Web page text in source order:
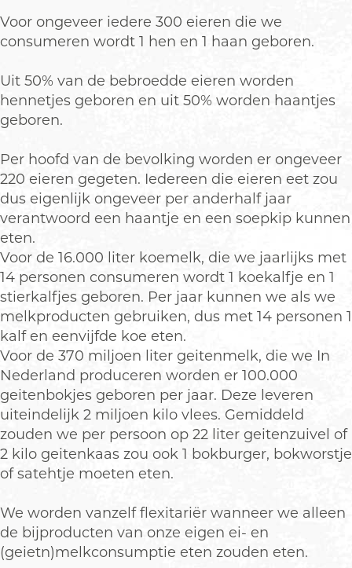
Voor ongeveer iedere 300 eieren die we
consumeren wordt 1 hen en 1 haan geboren.
Uit 50% van de bebroedde eieren worden
hennetjes geboren en uit 50% worden haantjes
geboren.
Per hoofd van de bevolking worden er ongeveer
220 eieren gegeten. Iedereen die eieren eet zou
dus eigenlijk ongeveer per anderhalf jaar
verantwoord een haantje en een soepkip kunnen
eten.
Voor de 16.000 liter koemelk, die we jaarlijks met
14 personen consumeren wordt 1 koekalfje en 1
stierkalfjes geboren. Per jaar kunnen we als we
melkproducten gebruiken, dus met 14 personen 1
kalf en eenvijfde koe eten.
Voor de 370 miljoen liter geitenmelk, die we In
Nederland produceren worden er 100.000
geitenbokjes geboren per jaar. Deze leveren
uiteindelijk 2 miljoen kilo vlees. Gemiddeld
zouden we per persoon op 22 liter geitenzuivel of
2 kilo geitenkaas zou ook 1 bokburger, bokworstje
of satehtje moeten eten.
We worden vanzelf flexitariër wanneer we alleen
de bijproducten van onze eigen ei- en
(geietn)melkconsumptie eten zouden eten.